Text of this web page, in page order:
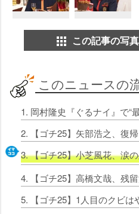
この記事の写
このニュースの
3. 【ゴチ25】小芝風花、涙
4. 【ゴチ25】高橋文哉、残